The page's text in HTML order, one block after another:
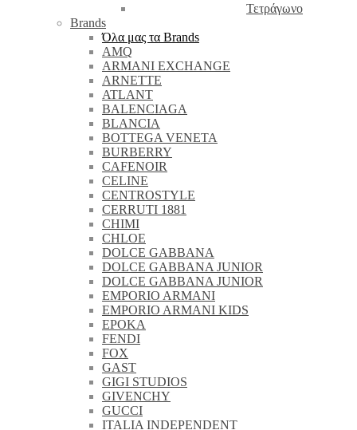
Τετράγωνο
Brands
Όλα μας τα Brands
AMQ
ARMANI EXCHANGE
ARNETTE
ATLANT
BALENCIAGA
BLANCIA
BOTTEGA VENETA
BURBERRY
CAFENOIR
CELINE
CENTROSTYLE
CERRUTI 1881
CHIMI
CHLOE
DOLCE GABBANA
DOLCE GABBANA JUNIOR
DOLCE GABBANA JUNIOR
EMPORIO ARMANI
EMPORIO ARMANI KIDS
EPOKA
FENDI
FOX
GAST
GIGI STUDIOS
GIVENCHY
GUCCI
ITALIA INDEPENDENT